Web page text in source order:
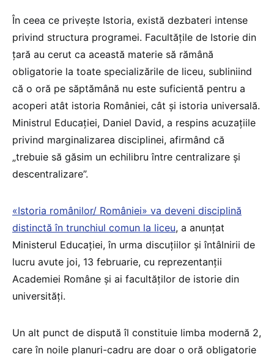
În ceea ce privește Istoria, există dezbateri intense
privind structura programei. Facultățile de Istorie din
țară au cerut ca această materie să rămână
obligatorie la toate specializările de liceu, subliniind
că o oră pe săptămână nu este suficientă pentru a
acoperi atât istoria României, cât și istoria universală​.
Ministrul Educației, Daniel David, a respins acuzațiile
privind marginalizarea disciplinei, afirmând că
„trebuie să găsim un echilibru între centralizare și
descentralizare”​.
«Istoria românilor/ României» va deveni disciplină
distinctă în trunchiul comun la liceu, a anunțat
Ministerul Educației, în urma discuțiilor și întâlnirii de
lucru avute joi, 13 februarie, cu reprezentanții
Academiei Române și ai facultăților de istorie din
universități.
Un alt punct de dispută îl constituie limba modernă 2,
care în noile planuri-cadru are doar o oră obligatorie